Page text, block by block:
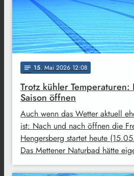
notes 15. Mai 2026 12:08
Trotz kühler
Saison öffnen
Auch wenn das Wetter aktuell
ist: Nach und nach öffnen die
Hengersberg startet heute
Das Mettener Naturbad hätte